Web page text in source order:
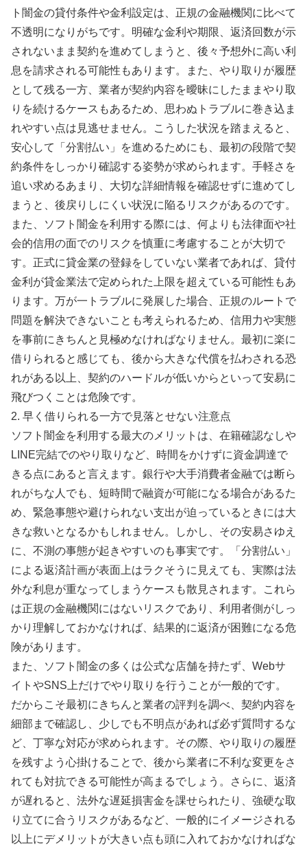
ト闇金の貸付条件や金利設定は、正規の金融機関に比べて
不透明になりがちです。明確な金利や期限、返済回数が示
されないまま契約を進めてしまうと、後々予想外に高い利
息を請求される可能性もあります。また、やり取りが履歴
として残る一方、業者が契約内容を曖昧にしたままやり取
りを続けるケースもあるため、思わぬトラブルに巻き込ま
れやすい点は見逃せません。こうした状況を踏まえると、
安心して「分割払い」を進めるためにも、最初の段階で契
約条件をしっかり確認する姿勢が求められます。手軽さを
追い求めるあまり、大切な詳細情報を確認せずに進めてし
まうと、後戻りしにくい状況に陥るリスクがあるのです。
また、ソフト闇金を利用する際には、何よりも法律面や社
会的信用の面でのリスクを慎重に考慮することが大切で
す。正式に貸金業の登録をしていない業者であれば、貸付
金利が貸金業法で定められた上限を超えている可能性もあ
ります。万が一トラブルに発展した場合、正規のルートで
問題を解決できないことも考えられるため、信用力や実態
を事前にきちんと見極めなければなりません。最初に楽に
借りられると感じても、後から大きな代償を払わされる恐
れがある以上、契約のハードルが低いからといって安易に
飛びつくことは危険です。
2. 早く借りられる一方で見落とせない注意点
ソフト闇金を利用する最大のメリットは、在籍確認なしや
LINE完結でのやり取りなど、時間をかけずに資金調達で
きる点にあると言えます。銀行や大手消費者金融では断ら
れがちな人でも、短時間で融資が可能になる場合があるた
め、緊急事態や避けられない支出が迫っているときには大
きな救いとなるかもしれません。しかし、その安易さゆえ
に、不測の事態が起きやすいのも事実です。「分割払い」
による返済計画が表面上はラクそうに見えても、実際は法
外な利息が重なってしまうケースも散見されます。これら
は正規の金融機関にはないリスクであり、利用者側がしっ
かり理解しておかなければ、結果的に返済が困難になる危
険があります。
また、ソフト闇金の多くは公式な店舗を持たず、Webサ
イトやSNS上だけでやり取りを行うことが一般的です。
だからこそ最初にきちんと業者の評判を調べ、契約内容を
細部まで確認し、少しでも不明点があれば必ず質問するな
ど、丁寧な対応が求められます。その際、やり取りの履歴
を残すよう心掛けることで、後から業者に不利な変更をさ
れても対抗できる可能性が高まるでしょう。さらに、返済
が遅れると、法外な遅延損害金を課せられたり、強硬な取
り立てに合うリスクがあるなど、一般的にイメージされる
以上にデメリットが大きい点も頭に入れておかなければな